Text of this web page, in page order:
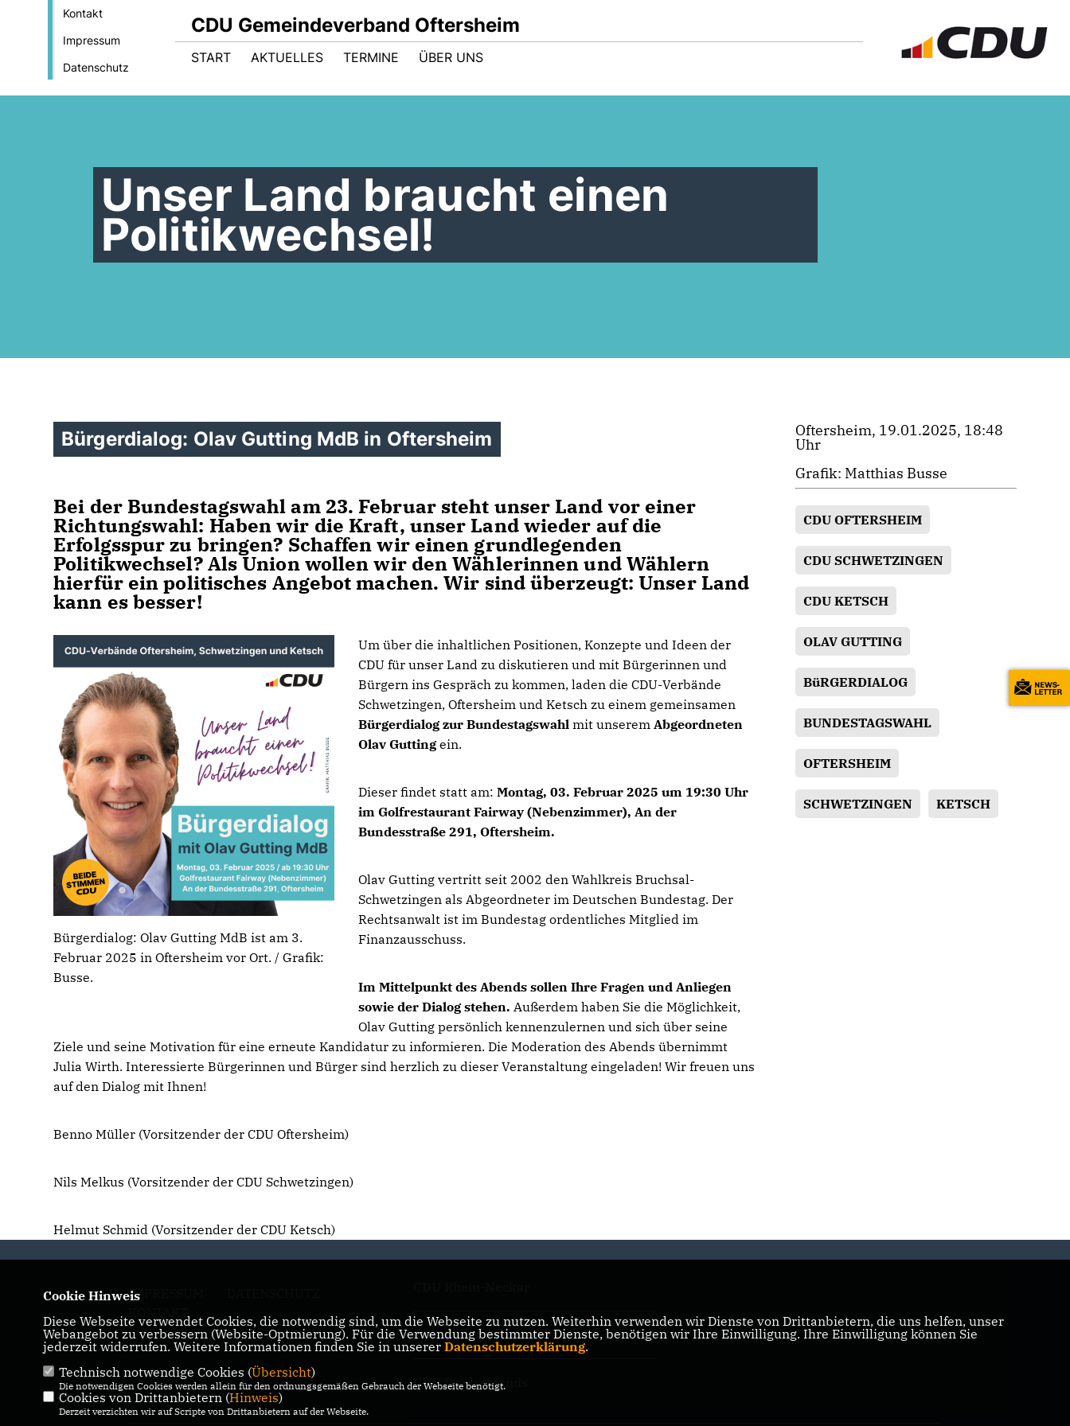
Kontakt
Impressum
Datenschutz
CDU Gemeindeverband Oftersheim
START AKTUELLES TERMINE ÜBER UNS
Unser Land braucht einen
Politikwechsel!
Bürgerdialog: Olav Gutting MdB in Oftersheim
Bei der Bundestagswahl am 23. Februar steht unser Land vor einer
Richtungswahl: Haben wir die Kraft, unser Land wieder auf die
Erfolgsspur zu bringen? Schaffen wir einen grundlegenden
Politikwechsel? Als Union wollen wir den Wählerinnen und Wählern
hierfür ein politisches Angebot machen. Wir sind überzeugt: Unser Land
kann es besser!
Bürgerdialog: Olav Gutting MdB ist am 3.
Februar 2025 in Oftersheim vor Ort. / Grafik:
Busse.
Um über die inhaltlichen Positionen, Konzepte und Ideen der
CDU für unser Land zu diskutieren und mit Bürgerinnen und
Bürgern ins Gespräch zu kommen, laden die CDU-Verbände
Schwetzingen, Oftersheim und Ketsch zu einem gemeinsamen
Bürgerdialog zur Bundestagswahl mit unseremAbgeordneten
Olav Gutting ein.
Dieser findet statt am:Montag, 03. Februar 2025 um 19:30 Uhr
im Golfrestaurant Fairway (Nebenzimmer), An der
Bundesstraße 291, Oftersheim.
Olav Gutting vertritt seit 2002 den Wahlkreis Bruchsal-
Schwetzingen als Abgeordneter im Deutschen Bundestag. Der
Rechtsanwalt ist im Bundestag ordentliches Mitglied im
Finanzausschuss.
Im Mittelpunkt des Abends sollen Ihre Fragen und Anliegen
sowie der Dialog stehen. Außerdem haben Sie die Möglichkeit,
Olav Gutting persönlich kennenzulernen und sich über seine
Ziele und seine Motivation für eine erneute Kandidatur zu informieren. Die Moderation des Abends übernimmt
Julia Wirth. Interessierte Bürgerinnen und Bürger sind herzlich zu dieser Veranstaltung eingeladen! Wir freuen uns
auf den Dialog mit Ihnen!
Benno Müller (Vorsitzender der CDU Oftersheim)
Nils Melkus (Vorsitzender der CDU Schwetzingen)
Helmut Schmid (Vorsitzender der CDU Ketsch)
Oftersheim, 19.01.2025, 18:48
Uhr
Grafik: Matthias Busse
CDU OFTERSHEIM
CDU SCHWETZINGEN
CDU KETSCH
OLAV GUTTING
BüRGERDIALOG
BUNDESTAGSWAHL
OFTERSHEIM
SCHWETZINGEN KETSCH
IMPRESSUM
KONTAKT
CDU Baden-Württemberg
CDU Deutschlands
Cookie Hinweis
Diese Webseite verwendet Cookies, die notwendig sind, um die Webseite zu nutzen. Weiterhin verwenden wir Dienste von Drittanbietern, die uns helfen, unser
Webangebot zu verbessern (Website-Optmierung). Für die Verwendung bestimmter Dienste, benötigen wir Ihre Einwilligung. Ihre Einwilligung können Sie
jederzeit widerrufen. Weitere Informationen finden Sie in unserer Datenschutzerklärung.
Technisch notwendige Cookies (Übersicht)
Die notwendigen Cookies werden allein für den ordnungsgemäßen Gebrauch der Webseite benötigt.
Cookies von Drittanbietern (Hinweis)
Derzeit verzichten wir auf Scripte von Drittanbietern auf der Webseite.